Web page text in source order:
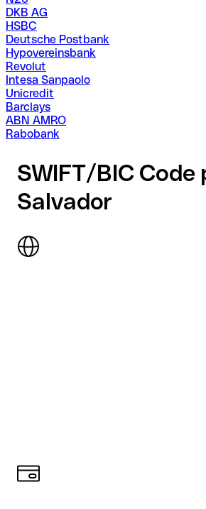
DKB AG
HSBC
Deutsche Postbank
Hypovereinsbank
Revolut
Intesa Sanpaolo
Unicredit
Barclays
ABN AMRO
Rabobank
SWIFT/BIC Code
Salvador